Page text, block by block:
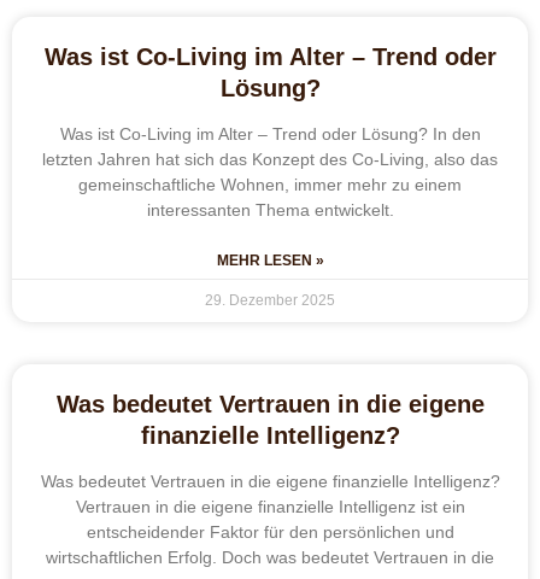
Was ist Co-Living im Alter – Trend oder
Lösung?
Was ist Co-Living im Alter – Trend oder Lösung? In den
letzten Jahren hat sich das Konzept des Co-Living, also das
gemeinschaftliche Wohnen, immer mehr zu einem
interessanten Thema entwickelt.
MEHR LESEN »
29. Dezember 2025
Was bedeutet Vertrauen in die eigene
finanzielle Intelligenz?
Was bedeutet Vertrauen in die eigene finanzielle Intelligenz?
Vertrauen in die eigene finanzielle Intelligenz ist ein
entscheidender Faktor für den persönlichen und
wirtschaftlichen Erfolg. Doch was bedeutet Vertrauen in die